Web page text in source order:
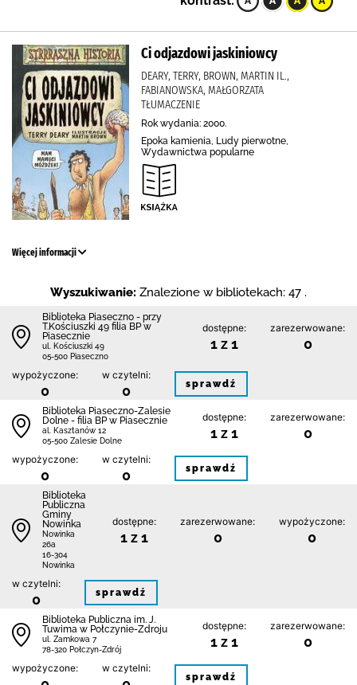
Ci odjazdowi jaskiniowcy
DEARY, TERRY, BROWN, MARTIN IL.,
FABIANOWSKA, MAŁGORZATA
TŁUMACZENIE
Rok wydania: 2000.
Epoka kamienia, Ludy pierwotne,
Wydawnictwa popularne
Więcej informacji
Wyszukiwanie: Znalezione w bibliotekach: 47 .
Biblioteka Piaseczno - przy
T.Kościuszki 49 filia BP w
Piasecznie
ul. Kościuszki 49
05-500 Piaseczno
dostępne:
1 z 1
zarezerwowane:
0
wypożyczone:
0
w czytelni:
0 sprawdź
Biblioteka Piaseczno-Zalesie
Dolne - filia BP w Piasecznie
al. Kasztanów 12
05-500 Zalesie Dolne
dostępne:
1 z 1
zarezerwowane:
0
wypożyczone:
0
w czytelni:
0 sprawdź
Biblioteka
Publiczna
Gminy
Nowinka
Nowinka
26a
16-304
Nowinka
dostępne:
1 z 1
zarezerwowane:
0
wypożyczone:
0
w czytelni:
0 sprawdź
Biblioteka Publiczna im. J.
Tuwima w Połczynie-Zdroju
ul. Zamkowa 7
78-320 Połczyn-Zdrój
dostępne:
1 z 1
zarezerwowane:
0
wypożyczone: w czytelni:
sprawdź